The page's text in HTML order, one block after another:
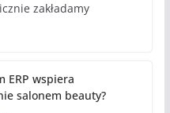
zakładamy
ERP wspiera
salonem beauty?